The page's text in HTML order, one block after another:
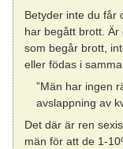
Betyder inte du får
har begått brott.
som begår brott,
eller födas i samma
”Män har ingen
avslappning av
Det där är ren
män för att de 1-